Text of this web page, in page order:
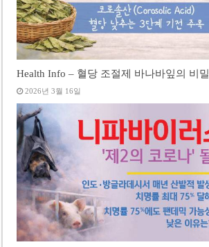
Health Info – 혈당 조절제 바나바잎의 비밀
2026년 3월 16일